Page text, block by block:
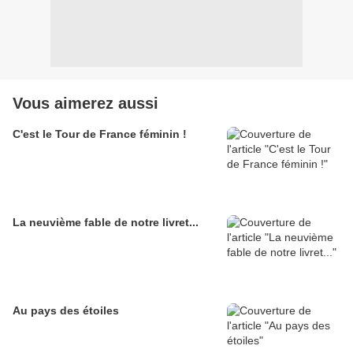
Vous aimerez aussi
C'est le Tour de France féminin !
La neuvième fable de notre livret...
Au pays des étoiles